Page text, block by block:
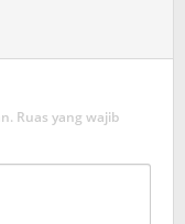
Ruas yang wajib